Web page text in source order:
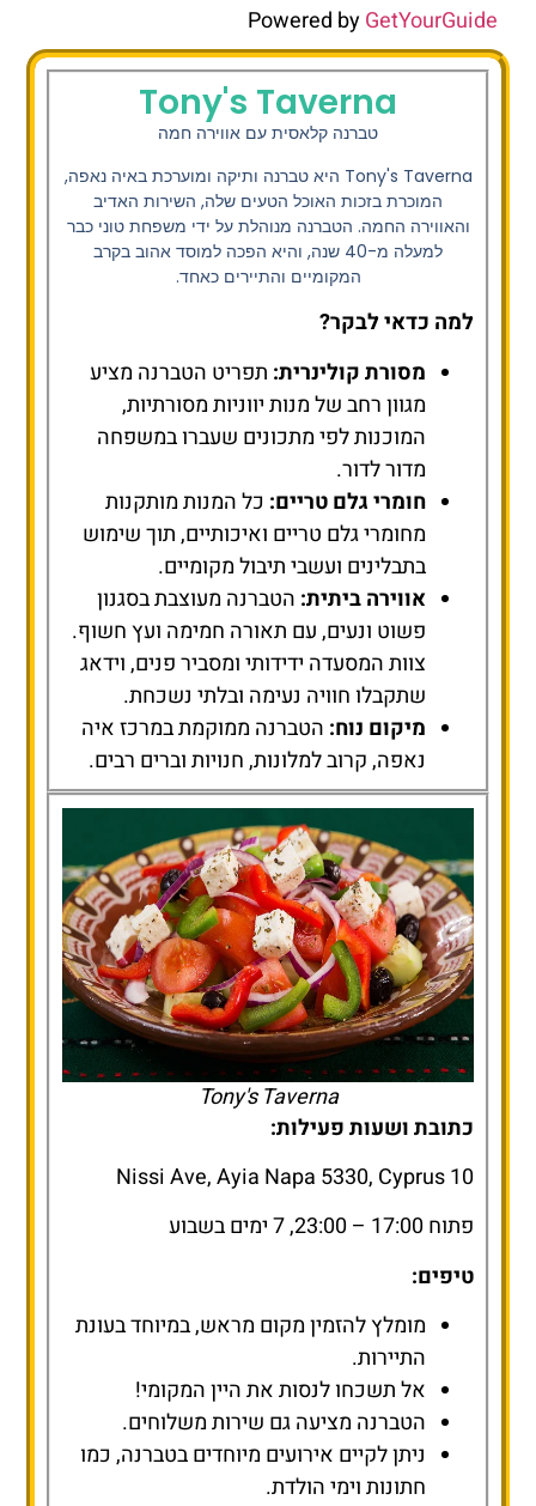
Powered byGetYourGuide
Tony's Taverna
טברנה קלאסית עם אווירה חמה
Tony's Taverna היא טברנה ותיקה ומוערכת באיה נאפה,
המוכרת בזכות האוכל הטעים שלה, השירות האדיב
והאווירה החמה. הטברנה מנוהלת על ידי משפחת טוני כבר
למעלה מ-40 שנה, והיא הפכה למוסד אהוב בקרב
המקומיים והתיירים כאחד.
למה כדאי לבקר?
מסורת קולינרית: תפריט הטברנה מציע
מגוון רחב של מנות יווניות מסורתיות,
המוכנות לפי מתכונים שעברו במשפחה
מדור לדור.
חומרי גלם טריים: כל המנות מותקנות
מחומרי גלם טריים ואיכותיים, תוך שימוש
בתבלינים ועשבי תיבול מקומיים.
אווירה ביתית: הטברנה מעוצבת בסגנון
פשוט ונעים, עם תאורה חמימה ועץ חשוף.
צוות המסעדה ידידותי ומסביר פנים, וידאג
שתקבלו חוויה נעימה ובלתי נשכחת.
מיקום נוח: הטברנה ממוקמת במרכז איה
נאפה, קרוב למלונות, חנויות וברים רבים.
Tony's Taverna
כתובת ושעות פעילות:
10 Nissi Ave, Ayia Napa 5330, Cyprus
פתוח 17:00 – 23:00, 7 ימים בשבוע
טיפים:
מומלץ להזמין מקום מראש, במיוחד בעונת
התיירות.
אל תשכחו לנסות את היין המקומי!
הטברנה מציעה גם שירות משלוחים.
ניתן לקיים אירועים מיוחדים בטברנה, כמו
חתונות וימי הולדת.